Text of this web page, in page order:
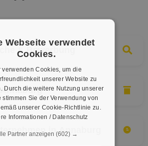
& Bewerbung
in Annaburg
Webseite verwendet
Cookies.
verwenden Cookies, um die
unserer Website zu
Durch die weitere Nutzung unserer
stimmen Sie der Verwendung von
unserer Cookie-Richtlinie zu.
Informationen / Datenschutz
Partner anzeigen (602) →